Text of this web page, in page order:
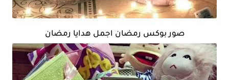
صور بوكس رمضان اجمل هدايا رمضان